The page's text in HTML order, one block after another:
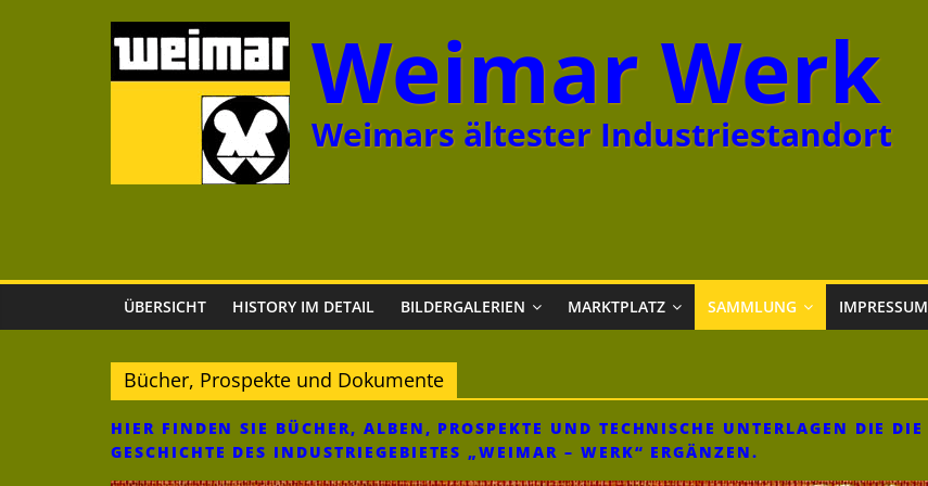
Weimar Werk
Weimars ältester Industriestandort
ÜBERSICHT HISTORY IM DETAIL BILDERGALERIEN MARKTPLATZ SAMMLUNG IMPRESSUM
Bücher, Prospekte und Dokumente
HIER FINDEN SIE BÜCHER, ALBEN, PROSPEKTE UND TECHNISCHE UNTERLAGEN DIE DIE
GESCHICHTE DES INDUSTRIEGEBIETES „WEIMAR – WERK“ ERGÄNZEN.